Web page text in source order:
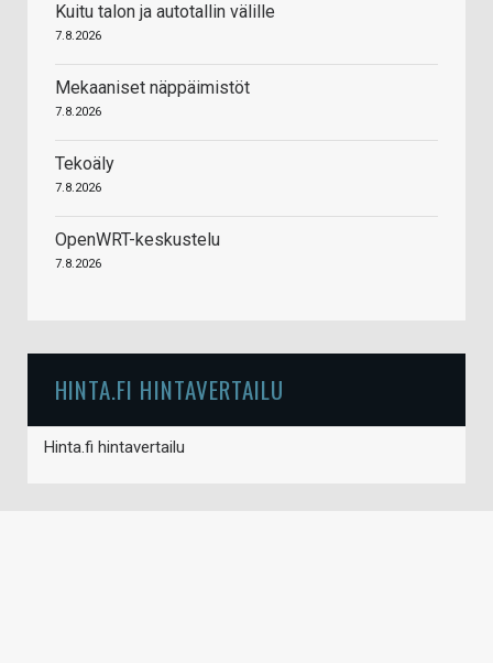
Kuitu talon ja autotallin välille
7.8.2026
Mekaaniset näppäimistöt
7.8.2026
Tekoäly
7.8.2026
OpenWRT-keskustelu
7.8.2026
HINTA.FI HINTAVERTAILU
Hinta.fi hintavertailu